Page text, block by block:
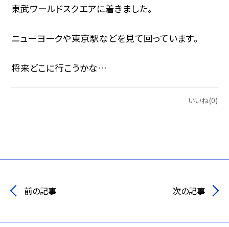
東武ワールドスクエアに着きました。
ニューヨークや東京駅などを見て回っています。
将来どこに行こうかな…
いいね(0)
前の記事 次の記事